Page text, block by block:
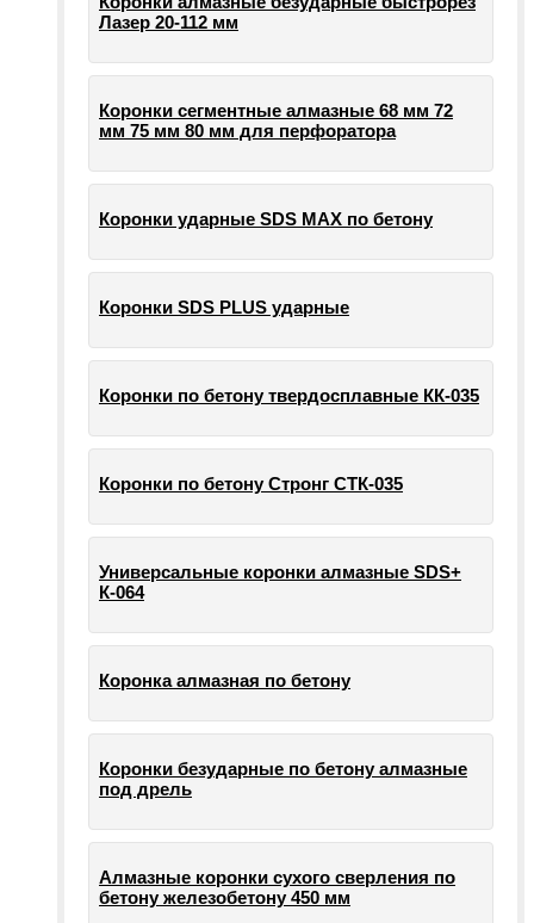
Лазер 20-112 мм
Коронки сегментные алмазные 68 мм 72
мм 75 мм 80 мм для перфоратора
Коронки ударные SDS MAX по бетону
Коронки SDS PLUS ударные
Коронки по бетону твердосплавные КК-035
Коронки по бетону Стронг СТК-035
Универсальные коронки алмазные SDS+
К-064
Коронка алмазная по бетону
Коронки безударные по бетону алмазные
под дрель
Алмазные коронки сухого сверления по
бетону железобетону 450 мм